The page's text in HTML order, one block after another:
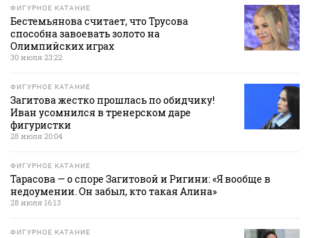
ФИГУРНОЕ КАТАНИЕ
Бестемьянова считает, что Трусова
способна завоевать золото на
Олимпийских играх
30 июля 23:22
ФИГУРНОЕ КАТАНИЕ
Загитова жестко прошлась по обидчику!
Иван усомнился в тренерском даре
фигуристки
28 июля 20:04
ФИГУРНОЕ КАТАНИЕ
Тарасова — о споре Загитовой и Ригини: «Я вообще в
недоумении. Он забыл, кто такая Алина»
28 июля 16:13
ФИГУРНОЕ КАТАНИЕ